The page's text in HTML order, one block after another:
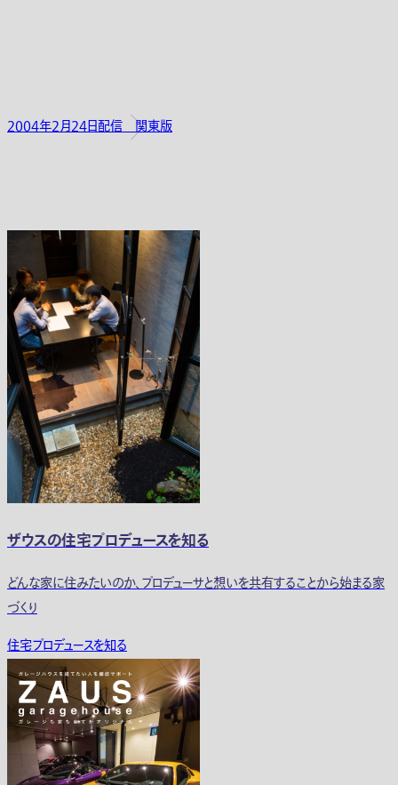
2004年2月24日配信 関東版
ザウスの住宅プロデュースを知る
どんな家に住みたいのか、プロデューサと想いを共有することから始まる家
づくり
住宅プロデュースを知る